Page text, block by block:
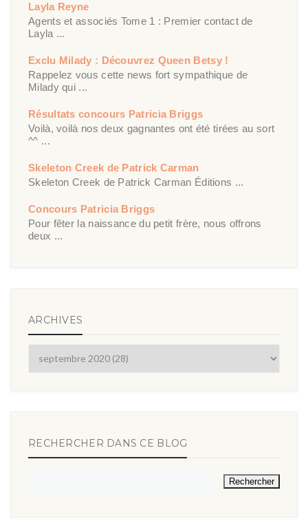
Layla Reyne
Agents et associés Tome 1 : Premier contact de
Layla ...
Exclu Milady : Découvrez Queen Betsy !
Rappelez vous cette news fort sympathique de
Milady qui ...
Résultats concours Patricia Briggs
Voilà, voilà nos deux gagnantes ont été tirées au sort
^^ ...
Skeleton Creek de Patrick Carman
Skeleton Creek de Patrick Carman Éditions ...
Concours Patricia Briggs
Pour fêter la naissance du petit frère, nous offrons
deux ...
ARCHIVES
RECHERCHER DANS CE BLOG